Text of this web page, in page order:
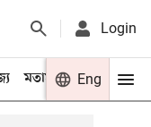
Login
মতামত খেলা
Eng